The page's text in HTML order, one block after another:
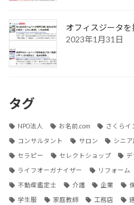
オフィスジータ
2023年1月31日
タグ
NPO法人 お名前.com さくらイ
コンサルタント サロン シニア
セラピー セレクトショップ
ライフオーガナイザー リフォーム
不動産鑑定士 介護 企業
学生服 家庭教師 工務店